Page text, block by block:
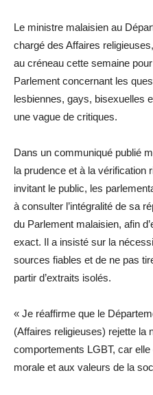
Le ministre malaisien au
chargé des Affaires
au créneau cette semaine
Parlement concernant les
lesbiennes, gays, bisexuelles
une vague de critiques.
Dans un communiqué publié
la prudence et à la vérification
invitant le public, les
à consulter l’intégralité de sa
du Parlement malaisien, afin
exact. Il a insisté sur la
sources fiables et de ne pas
partir d’extraits isolés.
« Je réaffirme que le
(Affaires religieuses) rejette la
comportements LGBT, car
morale et aux valeurs de la